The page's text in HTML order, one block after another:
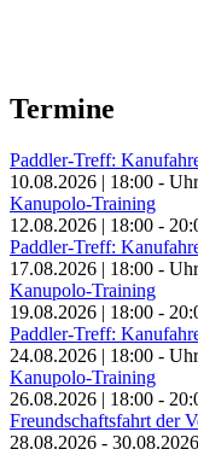
Termine
Paddler-Treff:
10.08.2026 | 18:00 - Uhr
Kanupolo-Training
12.08.2026 | 18:00 -
Paddler-Treff:
17.08.2026 | 18:00 - Uhr
Kanupolo-Training
19.08.2026 | 18:00 -
Paddler-Treff:
24.08.2026 | 18:00 - Uhr
Kanupolo-Training
26.08.2026 | 18:00 -
Freundschaftsfahrt der
28.08.2026 - 30.08.2026